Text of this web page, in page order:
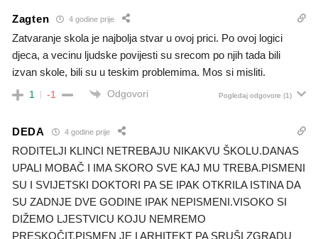
Zagten 4 godine prije
Zatvaranje skola je najbolja stvar u ovoj prici. Po ovoj logici
djeca, a vecinu ljudske povijesti su srecom po njih tada bili
izvan skole, bili su u teskim problemima. Mos si misliti.
1 -1 Odgovori Pogledaj odgovore (1)
DEDA 4 godine prije
RODITELJI KLINCI NETREBAJU NIKAKVU ŠKOLU.DANAS
UPALI MOBAČ I IMA SKORO SVE KAJ MU TREBA.PISMENI
SU I SVIJETSKI DOKTORI PA SE IPAK OTKRILA ISTINA DA
SU ZADNJE DVE GODINE IPAK NEPISMENI.VISOKO SI
DIŽEMO LJESTVICU KOJU NEMREMO
PRESKOČIT.PISMEN JE I ARHITEKT PA SRUŠI ZGRADU